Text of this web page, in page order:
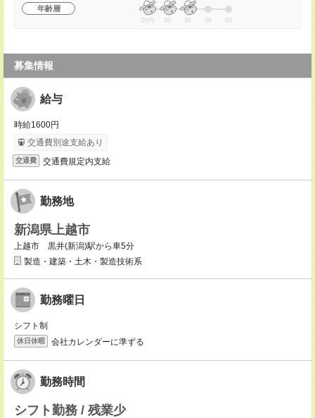
年齢層
20代 30 40 50 60
募集情報
給与
時給1600円
交通費別途支給あり
交通費 交通費規定内支給
勤務地
新潟県上越市
上越市 黒井(新潟)駅から車5分
製造・建築・土木・製造技術系
勤務曜日
シフト制
休日休暇 会社カレンダーに準ずる
勤務時間
シフト勤務 / 残業少